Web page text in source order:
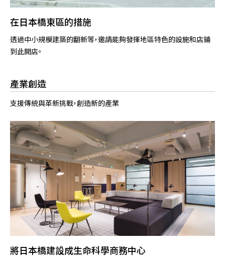
在日本橋東區的措施
透過中小規模建築的翻新等，邀請能夠發揮地區特色的設施和店鋪
到此開店。
產業創造
支援傳統與革新挑戰，創造新的產業
將日本橋建設成生命科學商務中心